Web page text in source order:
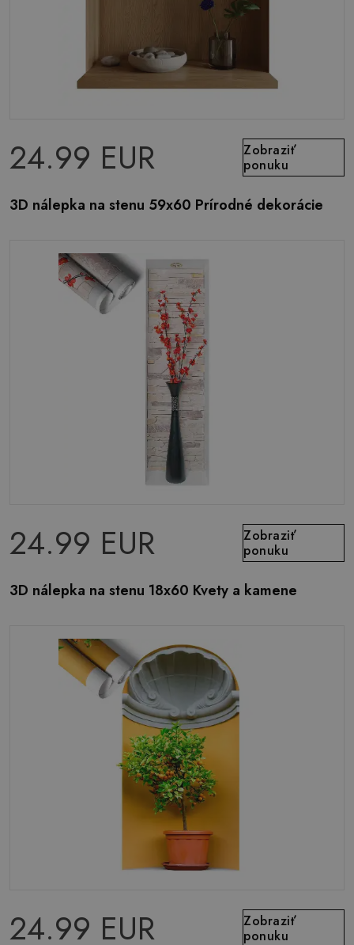
24.99 EUR
Zobraziť
ponuku
3D nálepka na stenu 59x60 Prírodné dekorácie
24.99 EUR
Zobraziť
ponuku
3D nálepka na stenu 18x60 Kvety a kamene
24.99 EUR
Zobraziť
ponuku